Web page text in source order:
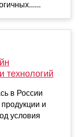
технологий
в России
и
условия